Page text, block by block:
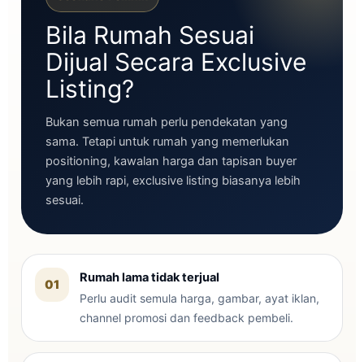
Bila Rumah Sesuai
Dijual Secara Exclusive
Listing?
Bukan semua rumah perlu pendekatan yang
sama. Tetapi untuk rumah yang memerlukan
positioning, kawalan harga dan tapisan buyer
yang lebih rapi, exclusive listing biasanya lebih
sesuai.
01 Rumah lama tidak terjual
Perlu audit semula harga, gambar, ayat iklan,
channel promosi dan feedback pembeli.